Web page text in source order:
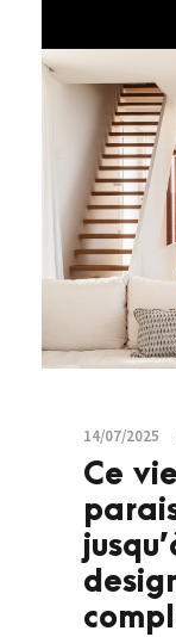
14/07/2025
Ce